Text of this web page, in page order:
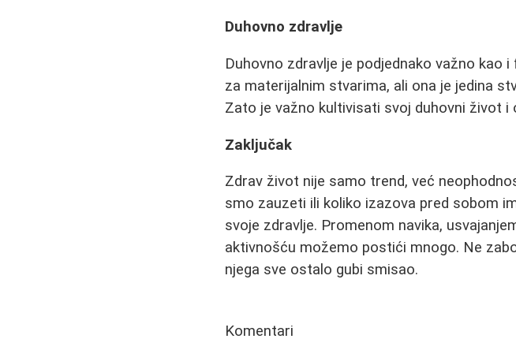
Duhovno zdravlje
Duhovno zdravlje je podjednako važno
za materijalnim stvarima, ali ona je jedina
Zato je važno kultivisati svoj duhovni život i
Zaključak
Zdrav život nije samo trend, već
smo zauzeti ili koliko izazova pred sobom
svoje zdravlje. Promenom navika,
aktivnošću možemo postići mnogo. Ne
njega sve ostalo gubi smisao.
Komentari